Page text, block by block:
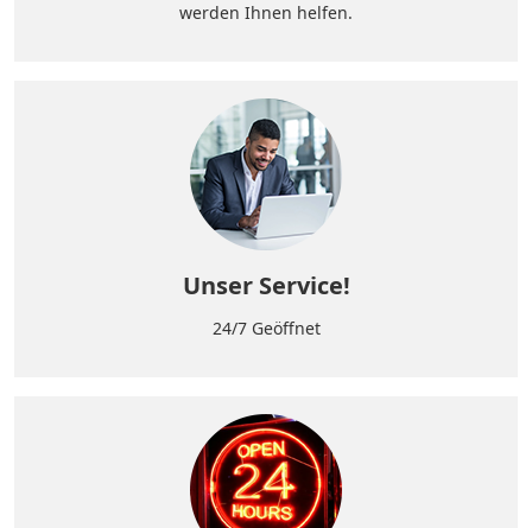
werden Ihnen helfen.
Unser Service!
24/7 Geöffnet